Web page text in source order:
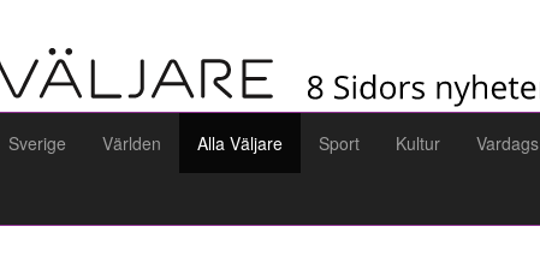
Sverige Världen Alla Väljare Sport Kultur Vardags